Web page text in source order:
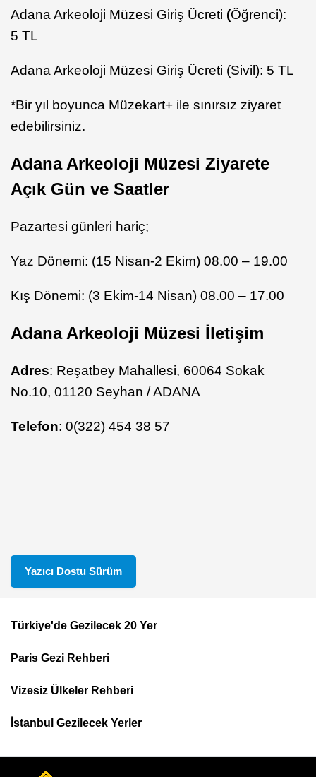
Adana Arkeoloji Müzesi Giriş Ücreti (Öğrenci):
5 TL
Adana Arkeoloji Müzesi Giriş Ücreti (Sivil): 5 TL
*Bir yıl boyunca Müzekart+ ile sınırsız ziyaret
edebilirsiniz.
Adana Arkeoloji Müzesi Ziyarete
Açık Gün ve Saatler
Pazartesi günleri hariç;
Yaz Dönemi: (15 Nisan-2 Ekim) 08.00 – 19.00
Kış Dönemi: (3 Ekim-14 Nisan) 08.00 – 17.00
Adana Arkeoloji Müzesi İletişim
Adres: Reşatbey Mahallesi, 60064 Sokak
No.10, 01120 Seyhan / ADANA
Telefon: 0(322) 454 38 57
Yazıcı Dostu Sürüm
Top
Menu
Türkiye'de Gezilecek 20 Yer
Paris Gezi Rehberi
Vizesiz Ülkeler Rehberi
İstanbul Gezilecek Yerler